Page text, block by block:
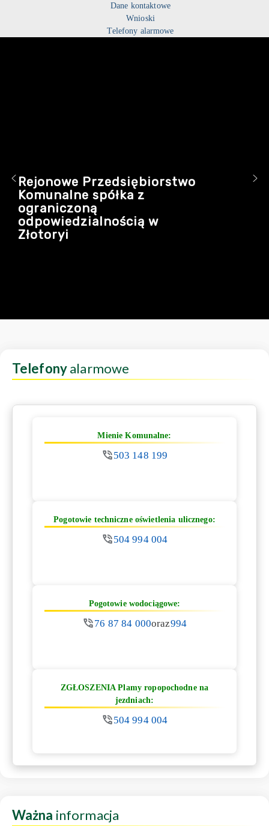
Dane kontaktowe
Wnioski
Telefony alarmowe
Rejonowe Przedsiębiorstwo
Komunalne spółka z
ograniczoną
odpowiedzialnością w
Złotoryi
Telefonyalarmowe
Mienie Komunalne:
503 148 199
Pogotowie techniczne oświetlenia ulicznego:
504 994 004
Pogotowie wodociągowe:
76 87 84 000oraz994
ZGŁOSZENIA Plamy ropopochodne na
jezdniach:
504 994 004
Ważna informacja